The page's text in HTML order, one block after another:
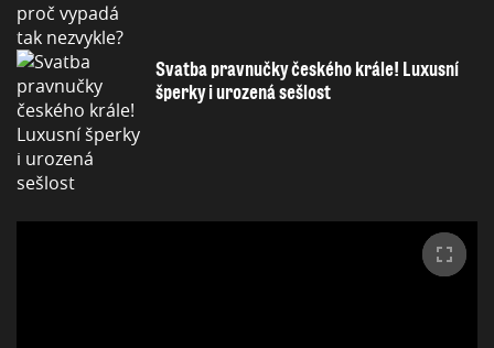
Svatba pravnučky českého krále! Luxusní
šperky i urozená sešlost